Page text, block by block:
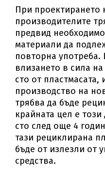
При проектирането
производителите
предвид
материали да
повторна
влизането в сила
сто от пластмасата,
производство на
трябва да бъде
крайната цел е този
сто след още 4
тази рециклирана
бъде от излезли от
средства.